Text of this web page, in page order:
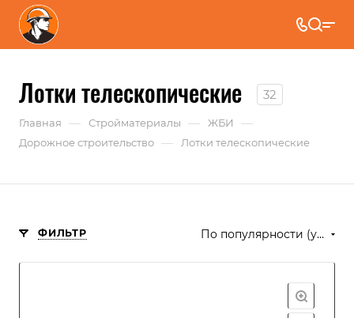
Лотки телескопические 32
Главная — Стройматериалы — ЖБИ —
Дорожное строительство — Лотки телескопические
ФИЛЬТР По популярности (убывание)